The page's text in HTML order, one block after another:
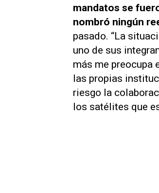
mandatos se
nombró ningún
pasado. “La
uno de sus
más me preocupa
las propias
riesgo la
los satélites que